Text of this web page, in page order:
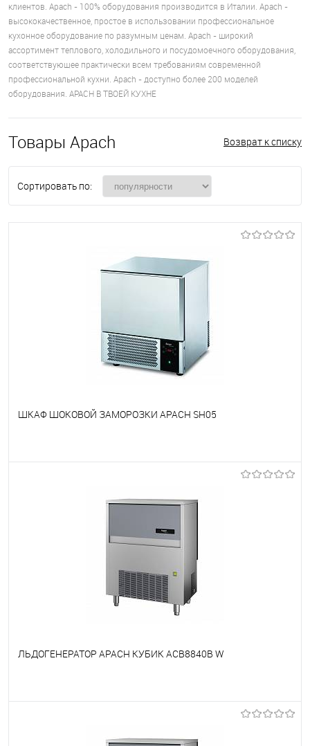
клиентов. Apach - 100% оборудования производится в Италии. Apach -
высококачественное, простое в использовании профессиональное
кухонное оборудование по разумным ценам. Apach - широкий
ассортимент теплового, холодильного и посудомоечного оборудования,
соответствующее практически всем требованиям современной
профессиональной кухни. Apach - доступно более 200 моделей
оборудования. APACH В ТВОЕЙ КУХНЕ
Возврат к списку
Товары Apach
Сортировать по:
ШКАФ ШОКОВОЙ ЗАМОРОЗКИ APACH SH05
ЛЬДОГЕНЕРАТОР APACH КУБИК ACB8840B W